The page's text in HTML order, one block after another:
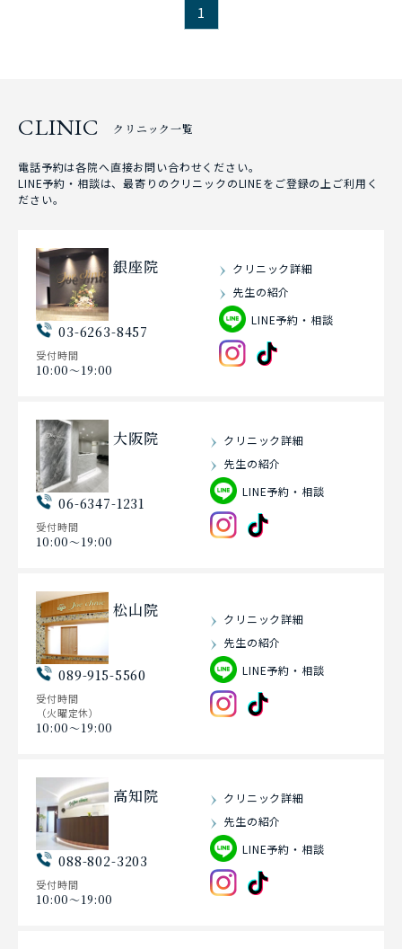
1
CLINIC クリニック一覧
電話予約は各院へ直接お問い合わせください。
LINE予約・相談は、最寄りのクリニックのLINEをご登録の上ご利用く
ださい。
銀座院
03-6263-8457
受付時間
10:00〜19:00
クリニック詳細
先生の紹介
LINE予約・相談
大阪院
06-6347-1231
受付時間
10:00〜19:00
クリニック詳細
先生の紹介
LINE予約・相談
松山院
089-915-5560
受付時間
（火曜定休）
10:00〜19:00
クリニック詳細
先生の紹介
LINE予約・相談
高知院
088-802-3203
受付時間
10:00〜19:00
クリニック詳細
先生の紹介
LINE予約・相談